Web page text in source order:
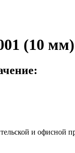
(10 мм)
и офисной